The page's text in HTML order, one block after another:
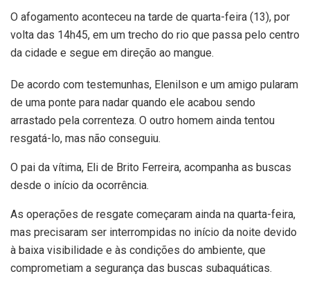
O afogamento aconteceu na tarde de quarta-feira (13), por
volta das 14h45, em um trecho do rio que passa pelo centro
da cidade e segue em direção ao mangue.
De acordo com testemunhas, Elenilson e um amigo pularam
de uma ponte para nadar quando ele acabou sendo
arrastado pela correnteza. O outro homem ainda tentou
resgatá-lo, mas não conseguiu.
O pai da vítima, Eli de Brito Ferreira, acompanha as buscas
desde o início da ocorrência.
As operações de resgate começaram ainda na quarta-feira,
mas precisaram ser interrompidas no início da noite devido
à baixa visibilidade e às condições do ambiente, que
comprometiam a segurança das buscas subaquáticas.